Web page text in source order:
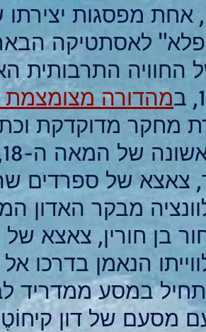
, אחת מפסגות יצירתו
לאסתטיקה
החוויה התרבותית
מהדורה מצומצמת
מחקר מדוקדקת
צאצא של ספרדים
מבקר האדון
בן חורין, צאצא
הנאמן בדרכו
במסע ממדריד
מסעם של דון